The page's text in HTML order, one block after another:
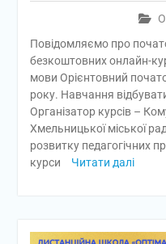
Повідомляємо про
безкоштовних онлайн-
мови Орієнтовний
року. Навчання
Організатор курсів –
Хмельницької міської
розвитку педагогічних
курси
Читати далі